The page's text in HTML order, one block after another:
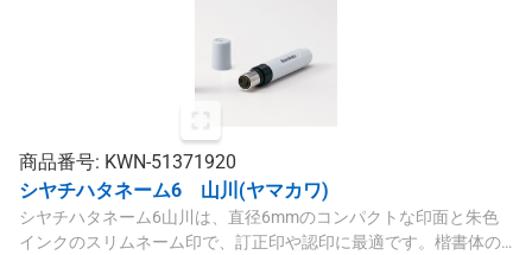
商品番号: KWN-51371920
シヤチハタネーム6 山川(ヤマカワ)
シヤチハタネーム6山川は、直径6mmのコンパクトな印面と朱色
インクのスリムネーム印で、訂正印や認印に最適です。楷書体の